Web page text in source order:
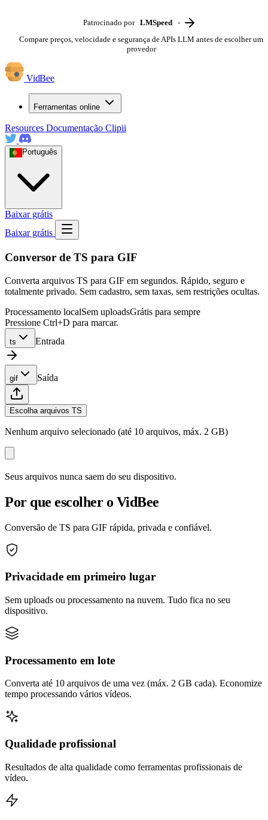
Patrocinado por LMSpeed -
Compare preços, velocidade e segurança de APIs LLM antes de escolher um
provedor
VidBee
Ferramentas online
Resources Documentação Clipii
Português
Baixar grátis
Baixar grátis
Conversor de TS para GIF
Converta arquivos TS para GIF em segundos. Rápido, seguro e
totalmente privado. Sem cadastro, sem taxas, sem restrições ocultas.
Processamento localSem uploadsGrátis para sempre
Pressione Ctrl+D para marcar.
ts Entrada
gif Saída
Escolha arquivos TS
Nenhum arquivo selecionado (até 10 arquivos, máx. 2 GB)
Seus arquivos nunca saem do seu dispositivo.
Por que escolher o VidBee
Conversão de TS para GIF rápida, privada e confiável.
Privacidade em primeiro lugar
Sem uploads ou processamento na nuvem. Tudo fica no seu
dispositivo.
Processamento em lote
Converta até 10 arquivos de uma vez (máx. 2 GB cada). Economize
tempo processando vários vídeos.
Qualidade profissional
Resultados de alta qualidade como ferramentas profissionais de
vídeo.